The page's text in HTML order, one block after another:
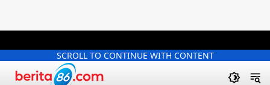
SCROLL TO CONTINUE WITH CONTENT